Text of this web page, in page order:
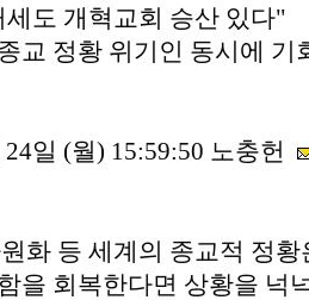
도 개혁교회 승산 있다"
교 정황 위기인 동시에 기
일 (월) 15:59:50 노충헌
화 등 세계의 종교적 정
을 회복한다면 상황을 넉